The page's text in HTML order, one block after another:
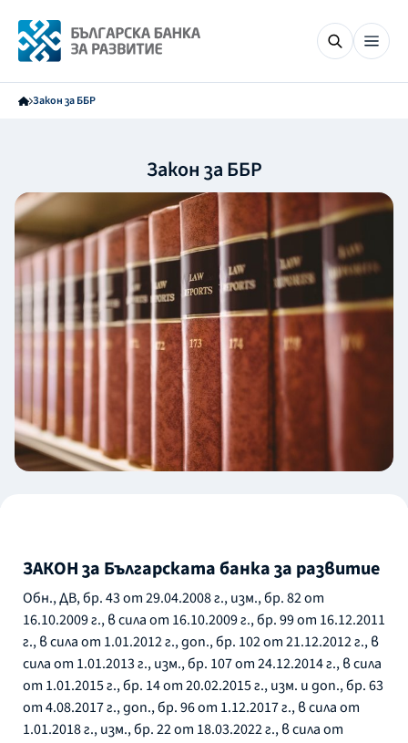
Закон за ББР
Закон за ББР
ЗАКОН за Българската банка за развитие
Обн., ДВ, бр. 43 от 29.04.2008 г., изм., бр. 82 от
16.10.2009 г., в сила от 16.10.2009 г., бр. 99 от 16.12.2011
г., в сила от 1.01.2012 г., доп., бр. 102 от 21.12.2012 г., в
сила от 1.01.2013 г., изм., бр. 107 от 24.12.2014 г., в сила
от 1.01.2015 г., бр. 14 от 20.02.2015 г., изм. и доп., бр. 63
от 4.08.2017 г., доп., бр. 96 от 1.12.2017 г., в сила от
1.01.2018 г., изм., бр. 22 от 18.03.2022 г., в сила от